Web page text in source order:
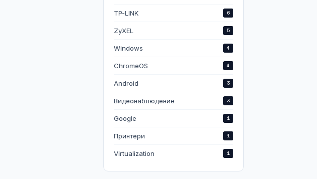
TP-LINK 6
ZyXEL 5
Windows 4
ChromeOS 4
Android 3
Видеонаблюдение 3
Google 1
Принтери 1
Virtualization 1